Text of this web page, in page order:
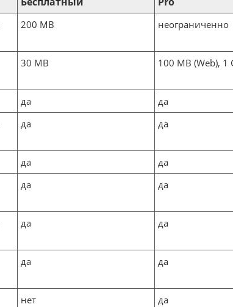
200 MB неограниченно
30 MB 100 MB (Web), 1
да
да
да да
да
да
да да
да да
да да
нет
да